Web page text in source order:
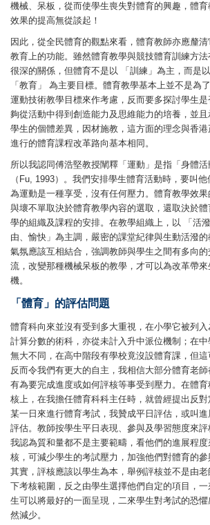
機械、呆板，從而使學生喪失對體育的興趣，體育
效果的提高無從談起！
因此，從全民體育的觀點來看，體育教師亦應釐清
教育上的功能。雖然體育教學與競技體育訓練方法
很深的關係，但體育不是以 「訓練」為主，而是以
「教育」 為主要目標。體育教學基本上並不是為
運動技術教學目標來作考慮，反而要多探討學生是
夠從活動中得到創造能力及思維能力的培養，並且
學生的個體差異，因材施教，這方面的理念與香港
進行的體育課程改革路向基本相同。
所以我認同傅浩堅教授闡釋「運動」是指「身體活
（Fu, 1993）。我們安排學生體育活動時，要叫他
為運動是一種享受，沒有任何壓力。體育教學效果
與壞不單取決於體育教學內容的選取，還取決於體
學的組織及課程的安排。在教學組織上，以 「活
由、愉快」為主調，嚴密的課堂紀律與生動活潑的
氣氛應該互相結合，強調教師與學生之間有多向的
流，改變那種機械呆板的教學，才可以為改革帶來
機。
「體育」的評估問題
體育科向來並沒有受到多大重視，在小學它被列入
計算分數的術科，亦從未計入升中派位機制；在中
無大不同，在高中階段有學校竟沒設體育課，但這
反而令我們有更大的自主，我相信大部分體育老師
有為要完成進度或如何評核等事受到壓力。在體育
核上，在我擔任體育科科主任時，就曾經提出反對
某一日來進行體育考試，我贊成平日評估，或叫進
評估。教師按學生平日表現、參與及學習態度來評
我認為質和量都不是主要範疇，看他們的進展程度
核，可減少學生的考試壓力，加強他們對體育的參
其實，評核應該以學生為本，舉例評核並不是由老
下考核範圍，反之由學生選擇他們自定的項目，一
生可以將最好的一面呈現，二來學生對考試的恐懼
然減少。